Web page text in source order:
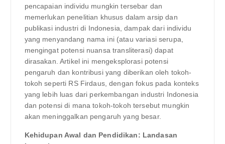
pencapaian individu mungkin tersebar dan
memerlukan penelitian khusus dalam arsip dan
publikasi industri di Indonesia, dampak dari individu
yang menyandang nama ini (atau variasi serupa,
mengingat potensi nuansa transliterasi) dapat
dirasakan. Artikel ini mengeksplorasi potensi
pengaruh dan kontribusi yang diberikan oleh tokoh-
tokoh seperti RS Firdaus, dengan fokus pada konteks
yang lebih luas dari perkembangan industri Indonesia
dan potensi di mana tokoh-tokoh tersebut mungkin
akan meninggalkan pengaruh yang besar.
Kehidupan Awal dan Pendidikan: Landasan